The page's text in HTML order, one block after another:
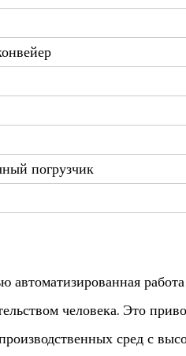
погрузчик
автоматизированная
человека. Это
сред с